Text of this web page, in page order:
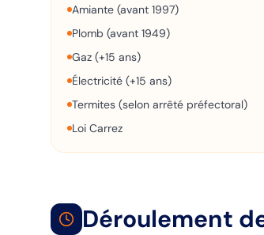
Amiante (avant 1997)
Plomb (avant 1949)
Gaz (+15 ans)
Électricité (+15 ans)
Termites (selon arrêté préfectoral)
Loi Carrez
Déroulement